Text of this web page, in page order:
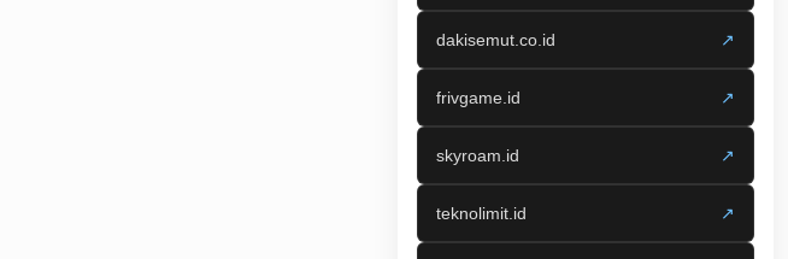
dakisemut.co.id ↗
frivgame.id ↗
skyroam.id ↗
teknolimit.id ↗